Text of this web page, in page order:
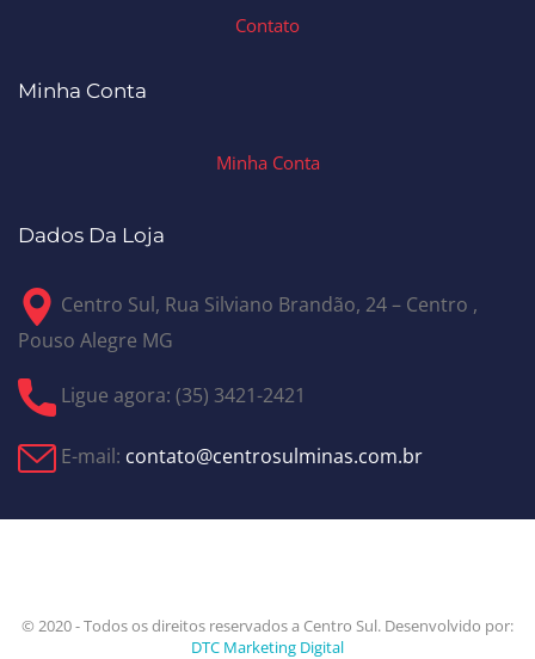
Contato
Minha Conta
Minha Conta
Dados Da Loja
Centro Sul, Rua Silviano Brandão, 24 – Centro ,
Pouso Alegre MG
Ligue agora: (35) 3421-2421
E-mail: contato@centrosulminas.com.br
© 2020 - Todos os direitos reservados a Centro Sul. Desenvolvido por:
DTC Marketing Digital